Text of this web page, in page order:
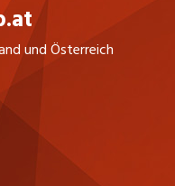
und Österreich